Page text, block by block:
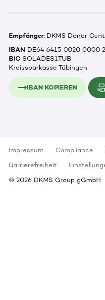
Empfänger: DKMS Donor
IBAN DE64 6415 0020 0000
BIC SOLADES1TUB
Kreissparkasse Tübingen
IBAN KOPIEREN
Impressum Compliance
Barrierefreiheit
© 2026 DKMS Group gGmbH